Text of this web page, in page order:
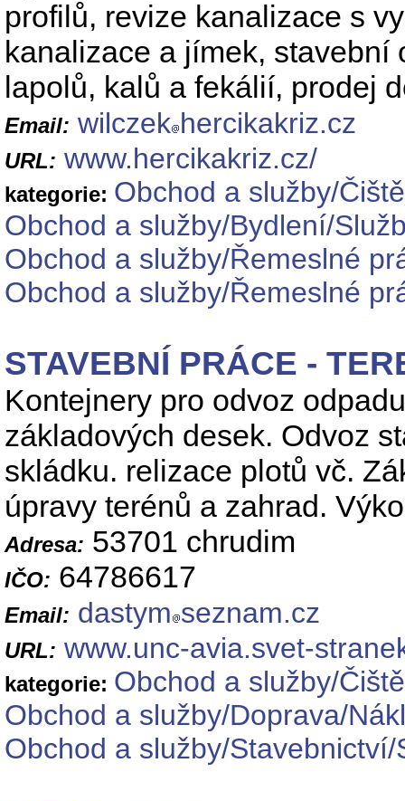
profilů, revize kanalizace s
kanalizace a jímek,
lapolů, kalů a fekálií, prodej
Email: wilczek hercikakriz.cz
URL: www.hercikakriz.cz/
kategorie: Obchod a služby/
Obchod a služby/Bydlení/
Obchod a služby/Řemeslné
Obchod a služby/Řemeslné
STAVEBNÍ PRÁCE -
Kontejnery pro odvoz
základových desek. Odvoz
skládku. relizace plotů vč.
úpravy terénů a zahrad.
Adresa: 53701 chrudim
IČO: 64786617
Email: dastym seznam.cz
URL: www.unc-avia.svet-
kategorie: Obchod a služby/
Obchod a služby/Doprava/
Obchod a služby/